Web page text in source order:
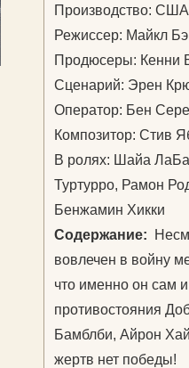
Производство:
Режиссер: Майкл
Продюсеры: Кенни
Сценарий: Эрен
Оператор: Бен
Композитор: Стив
В ролях: Шайа
Туртурро, Рамон
Бенжамин Хикки
Содержание:
вовлечен в войну
что именно он сам
противостояния
Бамблби, Айрон
жертв нет победы!